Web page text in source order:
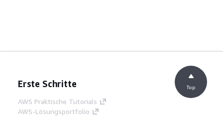
Erste Schritte
AWS Praktische Tutorials
AWS-Lösungsportfolio
Top